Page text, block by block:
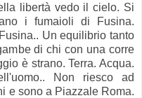
libertà vedo il cielo. Si
i fumaioli di Fusina.
Un equilibrio tanto
di chi con una corre
è strano. Terra. Acqua.
Non riesco ad
e sono a Piazzale Roma.